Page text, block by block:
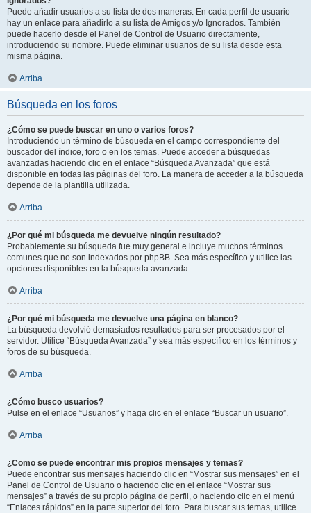
Puede añadir usuarios a su lista de dos maneras. En cada perfil de usuario
hay un enlace para añadirlo a su lista de Amigos y/o Ignorados. También
puede hacerlo desde el Panel de Control de Usuario directamente,
introduciendo su nombre. Puede eliminar usuarios de su lista desde esta
misma página.
Arriba
Búsqueda en los foros
¿Cómo se puede buscar en uno o varios foros?
Introduciendo un término de búsqueda en el campo correspondiente del
buscador del índice, foro o en los temas. Puede acceder a búsquedas
avanzadas haciendo clic en el enlace “Búsqueda Avanzada” que está
disponible en todas las páginas del foro. La manera de acceder a la búsqueda
depende de la plantilla utilizada.
Arriba
¿Por qué mi búsqueda me devuelve ningún resultado?
Probablemente su búsqueda fue muy general e incluye muchos términos
comunes que no son indexados por phpBB. Sea más específico y utilice las
opciones disponibles en la búsqueda avanzada.
Arriba
¿Por qué mi búsqueda me devuelve una página en blanco?
La búsqueda devolvió demasiados resultados para ser procesados por el
servidor. Utilice “Búsqueda Avanzada” y sea más específico en los términos y
foros de su búsqueda.
Arriba
¿Cómo busco usuarios?
Pulse en el enlace “Usuarios” y haga clic en el enlace “Buscar un usuario”.
Arriba
¿Como se puede encontrar mis propios mensajes y temas?
Puede encontrar sus mensajes haciendo clic en “Mostrar sus mensajes” en el
Panel de Control de Usuario o haciendo clic en el enlace “Mostrar sus
mensajes” a través de su propio página de perfil, o haciendo clic en el menú
“Enlaces rápidos” en la parte superior del foro. Para buscar sus temas, utilice